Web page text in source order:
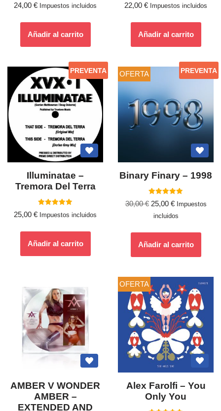
con
24,00 € Impuestos incluidos
Añadir al carrito
con
22,00 € Impuestos incluidos
Añadir al carrito
PREVENTA
Illuminatae –
Tremora Del Terra
con
25,00 € Impuestos incluidos
Añadir al carrito
OFERTA PREVENTA
Binary Finary – 1998
Valorado
con
5.00
de 5
30,00€ 25,00 €
Impuestos
incluidos
Añadir al carrito
AMBER V WONDER
AMBER –
EXTENDED AND
OFERTA
Alex Farolfi – You
Only You